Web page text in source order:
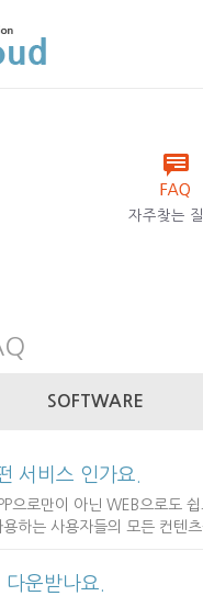
자주찾는
SOFTWARE
서비스 인가요.
으로만이 아닌 WEB으로도
하는 사용자들의 모든 컨텐
운받나요.